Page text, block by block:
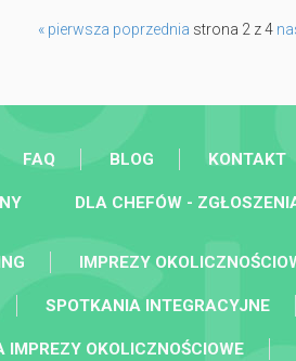
« pierwsza poprzednia strona 2 z 4
FAQ BLOG KONTAKT
DLA CHEFÓW -
IMPREZY
SPOTKANIA INTEGRACYJNE
IMPREZY OKOLICZNOŚCIOWE